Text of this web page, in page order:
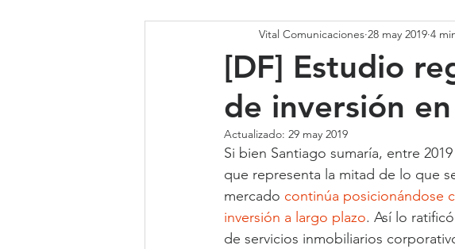
[DF] Estudio
de inversión
Vital Comunicaciones 28 may 2019 4
Actualizado: 29 may 2019
Si bien Santiago sumaría, entre
que representa la mitad de lo que
mercado continúa posicionándose
inversión a largo plazo. Así lo
de servicios inmobiliarios